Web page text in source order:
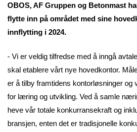
OBOS, AF Gruppen og Betonmast
flytte inn på området med sine
innflytting i 2024.
- Vi er veldig tilfredse med å inngå
skal etablere vårt nye hovedkontor.
er å tilby framtidens kontorløsninger
for læring og utvikling. Ved å samle
heve vår totale konkurransekraft og
bransjen, enten det er tradisjonelle